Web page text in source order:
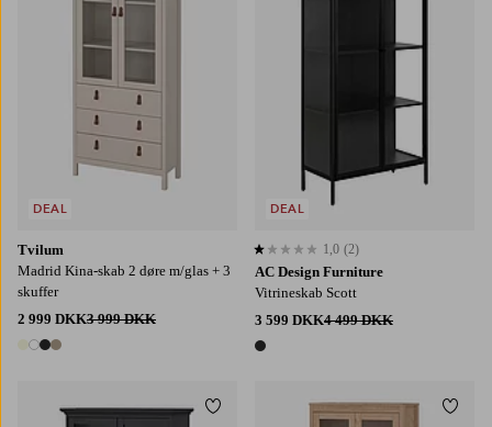
Tvilum
Madrid Kina-skab 2 døre m/glas + 3
skuffer
2 999 DKK3 999 DKK
4 farver
DEAL
AC Design Furniture
Vitrineskab Scott
3 599 DKK4 499 DKK
1 farve
1,0 baseret på 2 bedømmelser
1,0 (2)
DEAL
Tilføj til favoritter